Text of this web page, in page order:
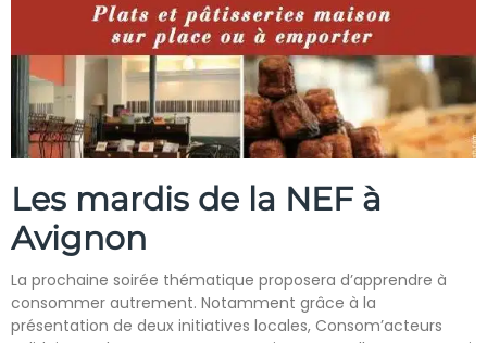
Les mardis de la NEF à
Avignon
La prochaine soirée thématique proposera d’apprendre à
consommer autrement. Notamment grâce à la
présentation de deux initiatives locales, Consom’acteurs